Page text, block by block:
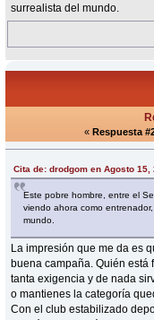
surrealista del mundo.
« Respuesta
Cita de: drodgom en Agosto 15,
Este pobre hombre, entre el
viendo ahora como
mundo.
La impresión que me da es
buena campaña. Quién está
tanta exigencia y de nada
o mantienes la categoría
Con el club estabilizado